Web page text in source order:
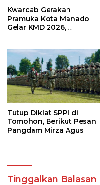
Kwarcab Gerakan
Pramuka Kota Manado
Gelar KMD 2026,
Pramuka
Tutup Diklat SPPI di
Tomohon, Berikut Pesan
Pangdam Mirza Agus
Tinggalkan Balasan